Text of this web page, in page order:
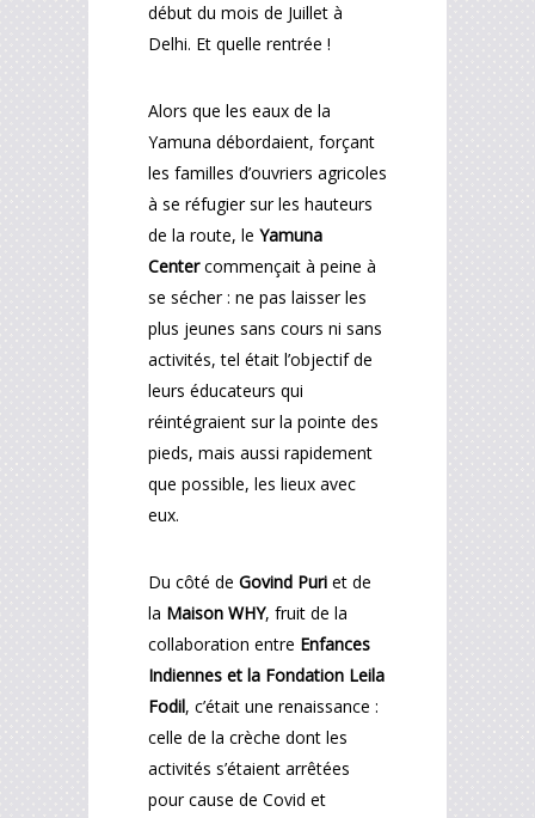
début du mois de Juillet à
Delhi. Et quelle rentrée !
Alors que les eaux de la
Yamuna débordaient, forçant
les familles d’ouvriers agricoles
à se réfugier sur les hauteurs
de la route, le Yamuna
Centercommençait à peine à
se sécher : ne pas laisser les
plus jeunes sans cours ni sans
activités, tel était l’objectif de
leurs éducateurs qui
réintégraient sur la pointe des
pieds, mais aussi rapidement
que possible, les lieux avec
eux.
Du côté de Govind Puri et de
la Maison WHY, fruit de la
collaboration entre Enfances
Indiennes et la Fondation Leila
Fodil, c’était une renaissance :
celle de la crèche dont les
activités s’étaient arrêtées
pour cause de Covid et